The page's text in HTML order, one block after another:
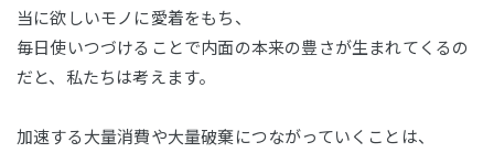
当に欲しいモノに愛着をもち、
毎日使いつづけることで内面の本来の豊さが生まれてくるの
だと、私たちは考えます。
加速する大量消費や大量破棄につながっていくことは、